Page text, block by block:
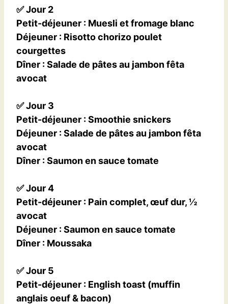
✅Jour 2
Petit-déjeuner : Muesli et fromage blanc
Déjeuner : Risotto chorizo poulet
courgettes
Dîner :Salade de pâtes au jambon fêta
avocat
✅Jour 3
Petit-déjeuner :Smoothie snickers
Déjeuner :Salade de pâtes au jambon fêta
avocat
Dîner :Saumon en sauce tomate
✅Jour 4
Petit-déjeuner : Pain complet, œuf dur, ½
avocat
Déjeuner :Saumon en sauce tomate
Dîner : Moussaka
✅Jour 5
Petit-déjeuner : English toast (muffin
anglais oeuf & bacon)